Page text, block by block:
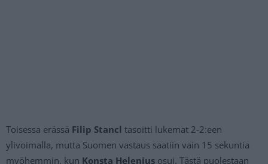
Toisessa erässä Filip Stancl tasoitti lukemat 2-2:een
ylivoimalla, mutta Suomen vastaus saatiin vain 15 sekuntia
myöhemmin, kun Konsta Helenius osui. Tästä puolestaan